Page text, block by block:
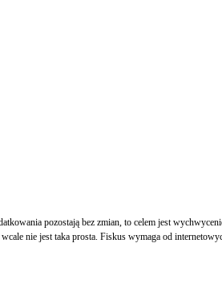
pozostają bez zmian, to celem jest
nie jest taka prosta. Fiskus wymaga od